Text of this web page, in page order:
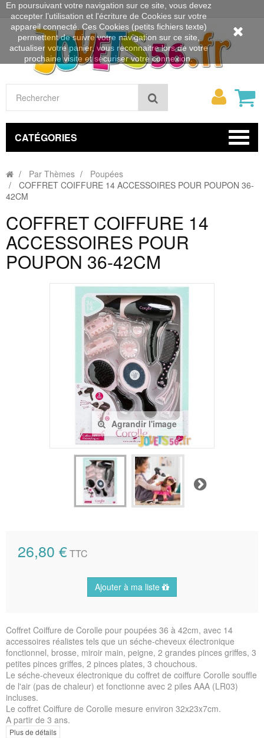
Rechercher
Mon
CATÉGORIES
Par Thèmes
Poupées
COFFRET COIFFURE 14 ACCESSOIRES POUR POUPON 36-
42CM
COFFRET COIFFURE 14
ACCESSOIRES POUR
POUPON 36-42CM
Agrandir l'image
Suivant
26,80 €TTC
Ajouter à ma liste
Coffret Coiffure de Corolle pour poupées 36 à 42cm, avec 14
accessoires réalistes tels que un séche-cheveux électronique
fonctionnel, brosse, miroir main, peigne, 2 grandes pinces griffes, 3
petites pinces griffes, 2 pinces plates, 3 chouchous.
Le séche-cheveux électronique du coffret de coiffure Corolle souffle
de l'air (pas de chaleur) et fonctionne avec 2 piles AAA (LR03)
incluses.
Le coffret Coiffure de Corolle mesure environ 32x23x7cm.
A partir de 3 ans.
Plus de détails
En poursuivant votre navigation sur ce site, vous devez
accepter l’utilisation et l'écriture de Cookies sur votre
appareil connecté. Ces Cookies (petits fichiers texte)
permettent de suivre votre navigation sur ce site,
actualiser votre panier, vous reconnaitre lors de votre
prochaine visite et sécuriser votre connexion.